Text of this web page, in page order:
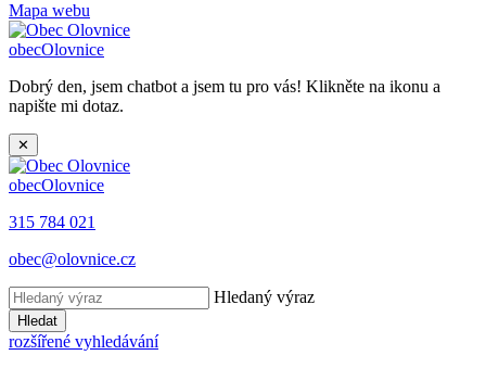
Mapa webu
obecOlovnice
Dobrý den, jsem chatbot a jsem tu pro vás! Klikněte na ikonu a
napište mi dotaz.
✕
obecOlovnice
315 784 021
obec@olovnice.cz
Hledaný výraz
Hledat
rozšířené vyhledávání